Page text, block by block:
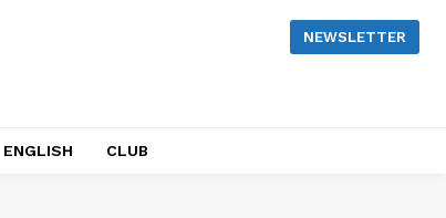
NEWSLETTER
ENGLISH CLUB